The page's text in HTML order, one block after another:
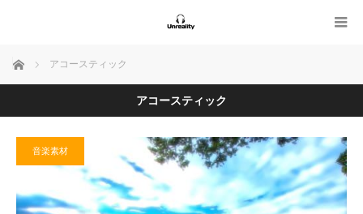
ホーム アコースティック
アコースティック
音楽素材